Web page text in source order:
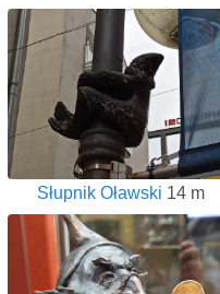
Słupnik Oławski 14 m